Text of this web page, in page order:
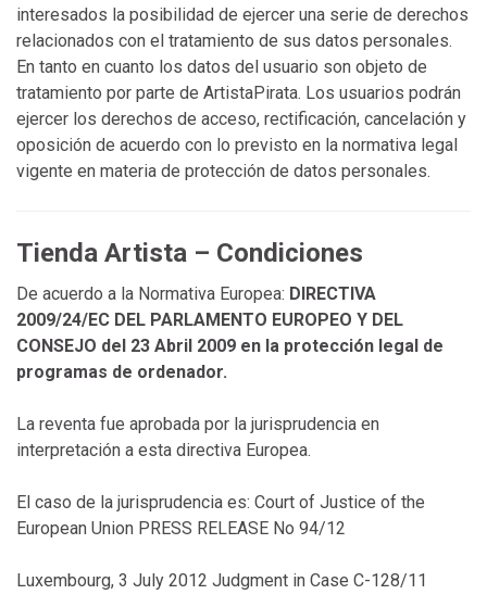
interesados la posibilidad de ejercer una serie de derechos
relacionados con el tratamiento de sus datos personales.
En tanto en cuanto los datos del usuario son objeto de
tratamiento por parte de ArtistaPirata. Los usuarios podrán
ejercer los derechos de acceso, rectificación, cancelación y
oposición de acuerdo con lo previsto en la normativa legal
vigente en materia de protección de datos personales.
Tienda Artista – Condiciones
De acuerdo a la Normativa Europea: DIRECTIVA
2009/24/EC DEL PARLAMENTO EUROPEO Y DEL
CONSEJO del 23 Abril 2009 en la protección legal de
programas de ordenador.
La reventa fue aprobada por la jurisprudencia en
interpretación a esta directiva Europea.
El caso de la jurisprudencia es: Court of Justice of the
European Union PRESS RELEASE No 94/12
Luxembourg, 3 July 2012 Judgment in Case C-128/11